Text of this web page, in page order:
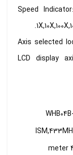
2. Speed
3. Axis selected
LCD display